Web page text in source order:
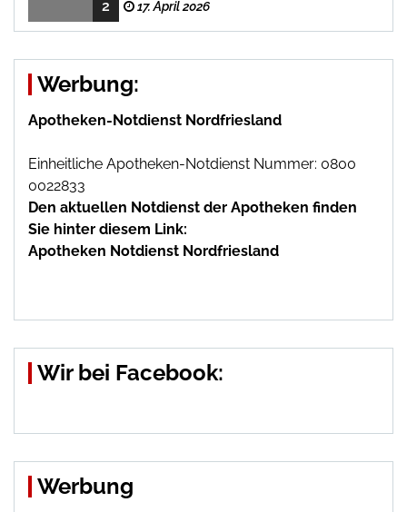
2 17. April 2026
Werbung:
Apotheken-Notdienst Nordfriesland
Einheitliche Apotheken-Notdienst Nummer: 0800
0022833
Den aktuellen Notdienst der Apotheken finden
Sie hinter diesem Link:
Apotheken Notdienst Nordfriesland
Wir bei Facebook:
Werbung